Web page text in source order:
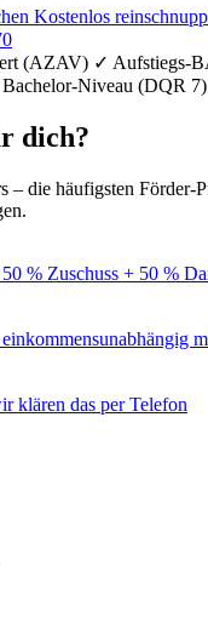
Kostenlos
(AZAV) ✓ Aufstiegs-
Bachelor-Niveau (DQR 7)
dich?
– die häufigsten Förder-
% Zuschuss + 50 %
klären das per Telefon